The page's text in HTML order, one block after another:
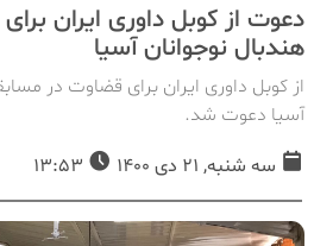
دعوت از کوبل داوری ایران
هندبال نوجوانان آسیا
از کوبل داوری ایران برای قضاوت در
آسیا دعوت شد.
سه شنبه, 21 دی 1400